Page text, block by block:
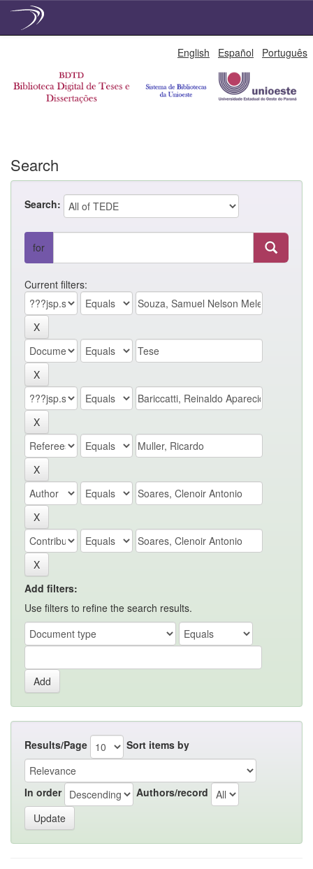
English Español Português
Search
Search:
for
Current filters:
Add filters:
Use filters to refine the search results.
Results/Page Sort items by
In order Authors/record